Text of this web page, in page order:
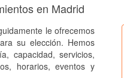
en Madrid
le ofrecemos
su elección. Hemos
capacidad, servicios,
horarios, eventos y